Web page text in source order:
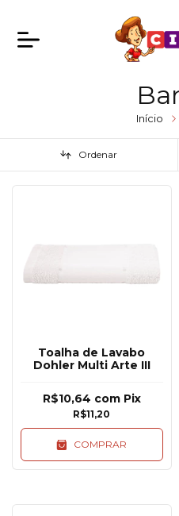
Início
Ordenar
Toalha de Lavabo
Dohler Multi Arte III
R$11,20
R$10,64 com Pix
COMPRAR